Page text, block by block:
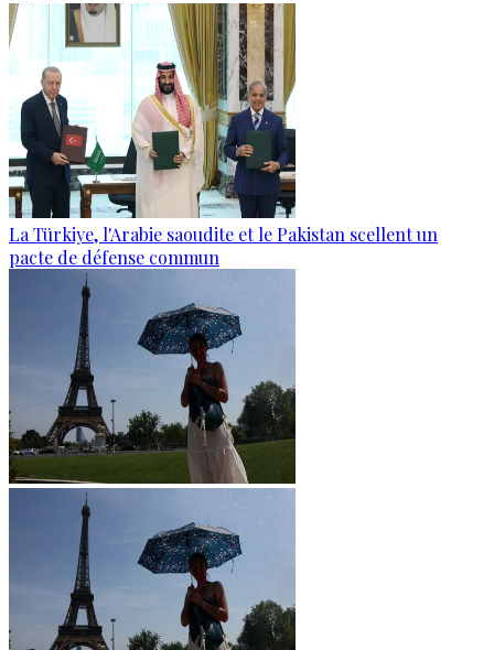
La Türkiye, l'Arabie saoudite et le Pakistan scellent un
pacte de défense commun